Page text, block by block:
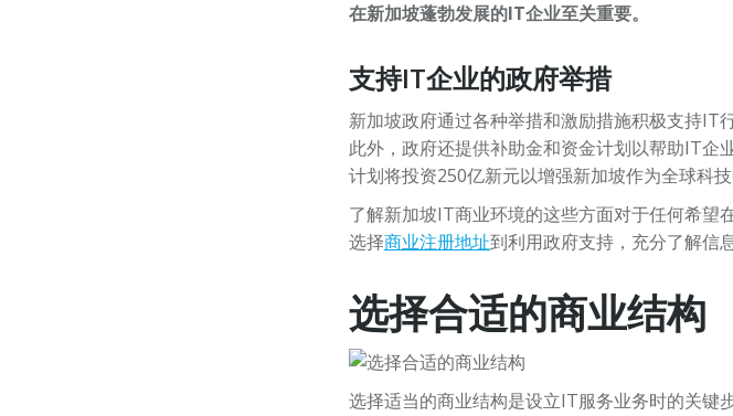
在新加坡蓬勃发展的IT企业至关重要。
支持IT企业的政府举措
新加坡政府通过各种举措和激励措施积极支持IT
此外，政府还提供补助金和资金计划以帮助IT企
计划将投资250亿新元以增强新加坡作为全球科技
了解新加坡IT商业环境的这些方面对于任何希望
选择商业注册地址到利用政府支持，充分了解信
选择合适的商业结构
选择适当的商业结构是设立IT服务业务时的关键